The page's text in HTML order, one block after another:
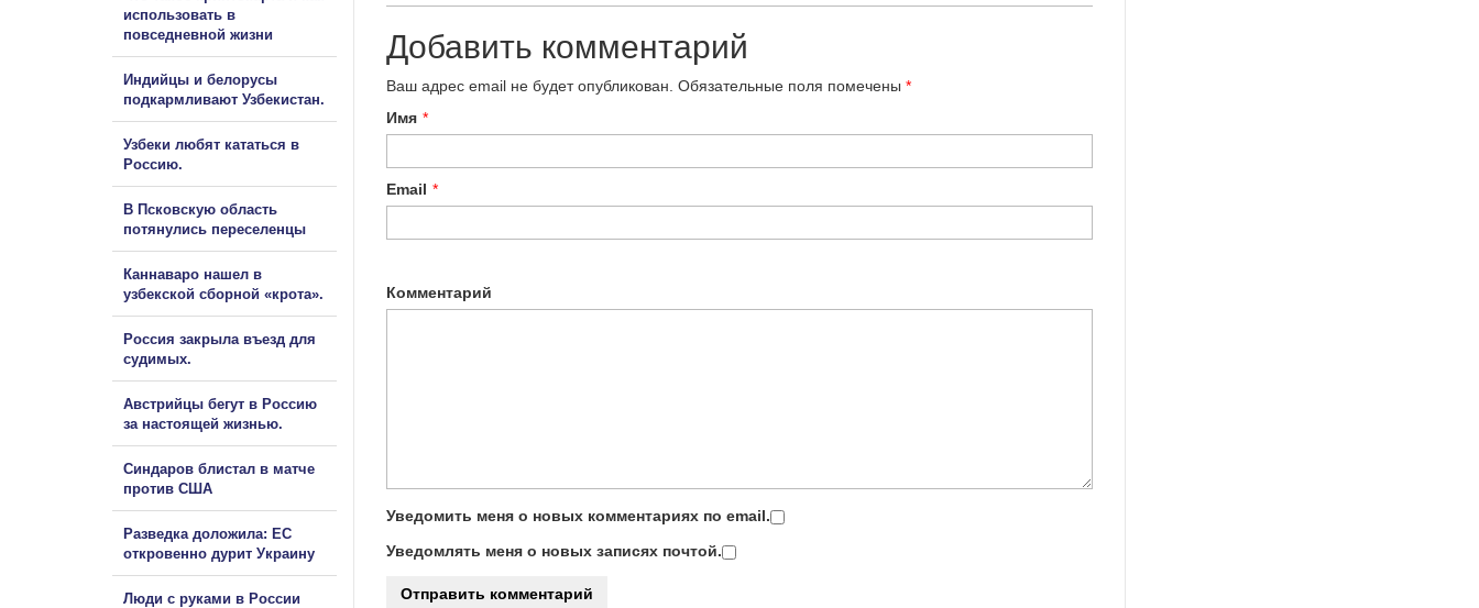
Добавить комментарий
Ваш адрес email не будет опубликован. Обязательные поля помечены *
Имя *
Email *
Комментарий
Уведомить меня о новых комментариях по email.
Уведомлять меня о новых записях почтой.
использовать в
повседневной жизни
Индийцы и белорусы
подкармливают Узбекистан.
Узбеки любят кататься в
Россию.
В Псковскую область
потянулись переселенцы
Каннаваро нашел в
узбекской сборной «крота».
Россия закрыла въезд для
судимых.
Австрийцы бегут в Россию
за настоящей жизнью.
Синдаров блистал в матче
против США
Разведка доложила: ЕС
откровенно дурит Украину
Люди с руками в России